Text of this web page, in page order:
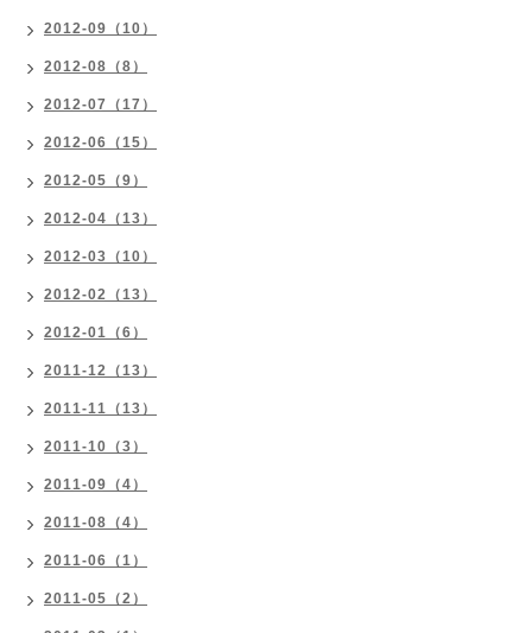
2012-09（10）
2012-08（8）
2012-07（17）
2012-06（15）
2012-05（9）
2012-04（13）
2012-03（10）
2012-02（13）
2012-01（6）
2011-12（13）
2011-11（13）
2011-10（3）
2011-09（4）
2011-08（4）
2011-06（1）
2011-05（2）